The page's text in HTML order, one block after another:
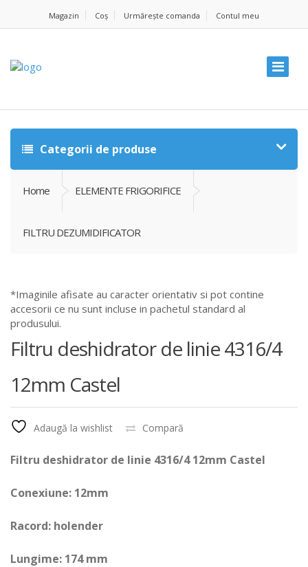
Magazin Coș Urmărește comanda Contul meu
Categorii de produse
Home ELEMENTE FRIGORIFICE
FILTRU DEZUMIDIFICATOR
*Imaginile afisate au caracter orientativ si pot contine
accesorii ce nu sunt incluse in pachetul standard al
produsului.
Filtru deshidrator de linie 4316/4
12mm Castel
Adaugă la wishlist Compară
Filtru deshidrator de linie 4316/4 12mm Castel
Conexiune: 12mm
Racord: holender
Lungime: 174 mm